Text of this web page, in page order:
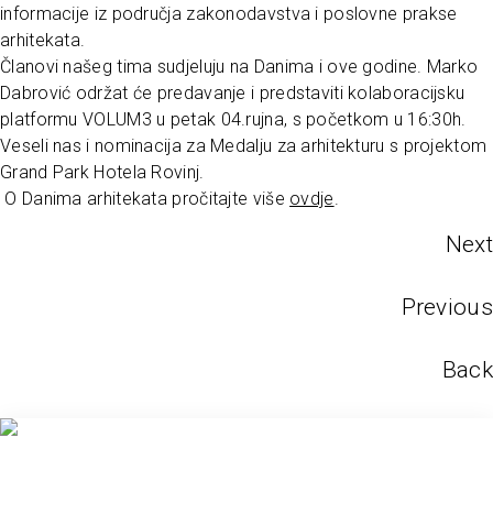
informacije iz područja zakonodavstva i poslovne prakse
arhitekata.
Članovi našeg tima sudjeluju na Danima i ove godine. Marko
Dabrović održat će predavanje i predstaviti kolaboracijsku
platformu VOLUM3 u petak 04.rujna, s početkom u 16:30h.
Veseli nas i nominacija za Medalju za arhitekturu s projektom
Grand Park Hotela Rovinj.
O Danima arhitekata pročitajte više ovdje.
Next
Previous
Back